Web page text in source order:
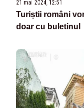
21 mai 2024, 12:51
Turiștii români
doar cu buletinul